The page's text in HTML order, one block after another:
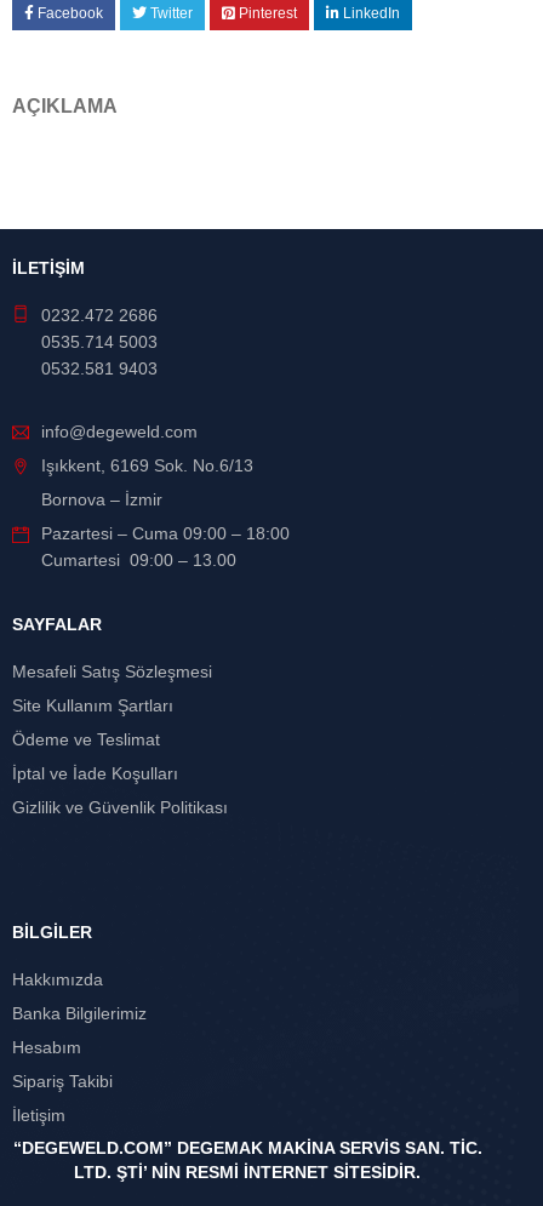
Facebook Twitter Pinterest LinkedIn
AÇIKLAMA
İLETİŞİM
0232.472 2686
0535.714 5003
0532.581 9403
info@degeweld.com
Işıkkent, 6169 Sok. No.6/13
Bornova – İzmir
Pazartesi – Cuma 09:00 – 18:00
Cumartesi 09:00 – 13.00
SAYFALAR
Mesafeli Satış Sözleşmesi
Site Kullanım Şartları
Ödeme ve Teslimat
İptal ve İade Koşulları
Gizlilik ve Güvenlik Politikası
BİLGİLER
Hakkımızda
Banka Bilgilerimiz
Hesabım
Sipariş Takibi
İletişim
“DEGEWELD.COM” DEGEMAK MAKİNA SERVİS SAN. TİC.
LTD. ŞTİ’ NİN RESMİ İNTERNET SİTESİDİR.